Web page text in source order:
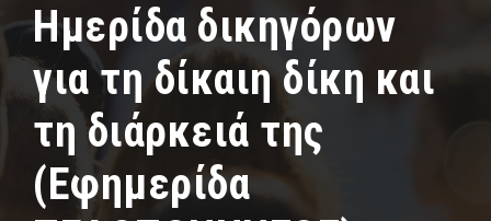
Ημερίδα δικηγόρων
για τη δίκαιη δίκη και
τη διάρκειά της
(Εφημερίδα